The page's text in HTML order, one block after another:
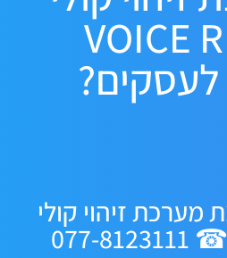
VOICE
מערכת זיהוי קולי